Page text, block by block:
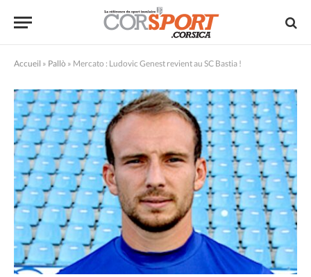
Accueil » Pallò » Mercato : Ludovic Genest revient au SC Bastia !